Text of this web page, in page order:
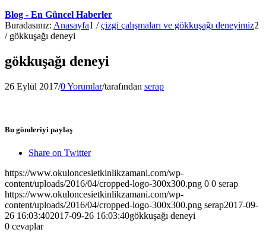
Blog - En Güncel Haberler
Buradasınız: Anasayfa1 / çizgi çalışmaları ve gökkuşağı deneyimiz2
/ gökkuşağı deneyi
gökkuşağı deneyi
26 Eylül 2017/0 Yorumlar/tarafından serap
Bu gönderiyi paylaş
Share on Twitter
https://www.okuloncesietkinlikzamani.com/wp-
content/uploads/2016/04/cropped-logo-300x300.png 0 0 serap
https://www.okuloncesietkinlikzamani.com/wp-
content/uploads/2016/04/cropped-logo-300x300.png serap2017-09-
26 16:03:402017-09-26 16:03:40gökkuşağı deneyi
0 cevaplar